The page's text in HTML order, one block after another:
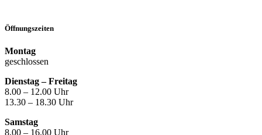
Öffnungszeiten
Montag
geschlossen
Dienstag – Freitag
8.00 – 12.00 Uhr
13.30 – 18.30 Uhr
Samstag
8.00 – 16.00 Uhr